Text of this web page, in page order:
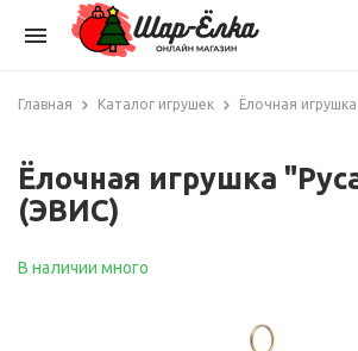
menu
Главная Каталог игрушек Ёлочная
Ёлочная игрушка
(ЭВИС)
В наличии много